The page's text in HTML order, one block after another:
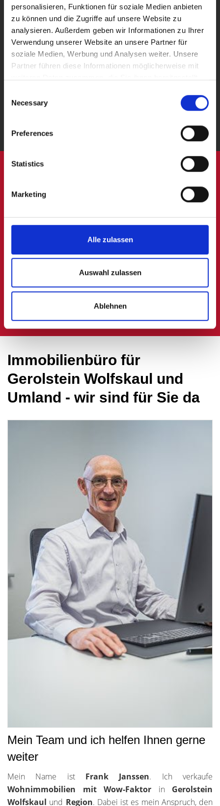
personalisieren, Funktionen für soziale Medien anbieten
zu können und die Zugriffe auf unsere Website zu
analysieren. Außerdem geben wir Informationen zu Ihrer
Verwendung unserer Website an unsere Partner für
soziale Medien, Werbung und Analysen weiter. Unsere
Partner führen diese Informationen möglicherweise mit
gesammelt haben.
Selection
Necessary
Preferences
Statistics
Marketing
Alle zulassen
Auswahl zulassen
Ablehnen
Erstellung des Kaufvertragsentwurfs
Prüfung der Finanzierung des Käufers
Auch nach dem Verkauf sind wir für Sie da
Erfolgreicher
für
Gerolstein Wolfskaul
undUmgebunggesucht?
Ihr schneller Draht zu
uns:06591 9849900
Immobilienbüro für
Gerolstein Wolfskaul und
Umland - wir sind für Sie da
Mein Team und ich helfen Ihnen gerne
weiter
Mein Name ist Frank Janssen. Ich verkaufe
Wohnimmobilien mit Wow-Faktor in Gerolstein
Wolfskaul und Region. Dabei ist es mein Anspruch, den